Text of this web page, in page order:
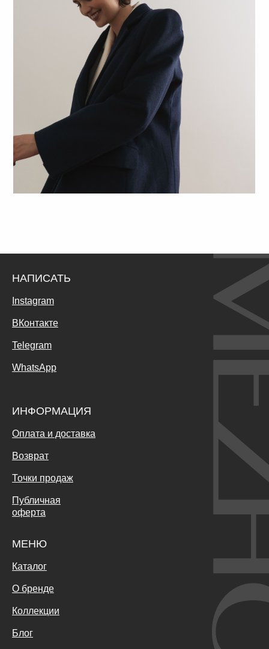
НАПИСАТЬ
Instagram
ВКонтакте
Telegram
WhatsApp
ИНФОРМАЦИЯ
Оплата и доставка
Возврат
Точки продаж
Публичная
оферта
МЕНЮ
Каталог
О бренде
Коллекции
Блог